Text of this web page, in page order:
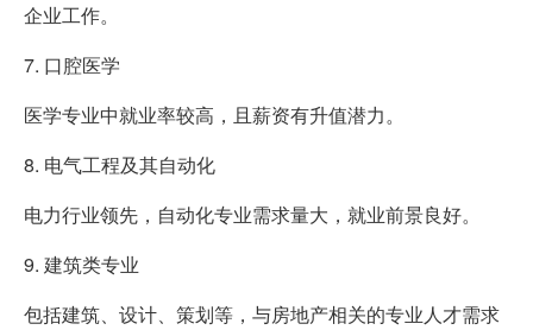
企业工作。
7. 口腔医学
医学专业中就业率较高，且薪资有升值潜力。
8. 电气工程及其自动化
电力行业领先，自动化专业需求量大，就业前景良好。
9. 建筑类专业
包括建筑、设计、策划等，与房地产相关的专业人才需求